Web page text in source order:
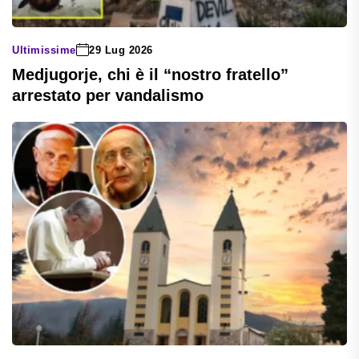
Ultimissime 29 Lug 2026
Medjugorje, chi è il “nostro fratello”
arrestato per vandalismo